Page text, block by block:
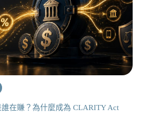
在賺？為什麼成為 CLARITY Act